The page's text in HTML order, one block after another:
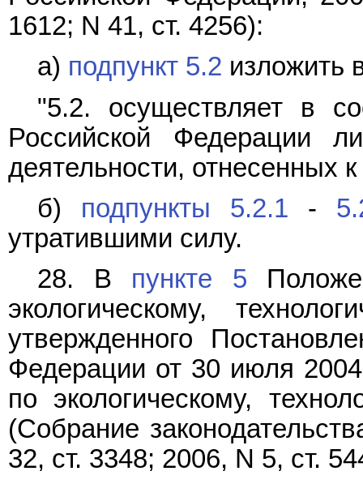
1612; N 41, ст. 4256):
а) подпункт 5.2 изложить
"5.2. осуществляет в
Российской Федерации
деятельности, отнесенных
б) подпункты 5.2.1 -
утратившими силу.
28. В пункте 5
экологическому,
утвержденного
Федерации от 30 июля
по экологическому,
(Собрание
32, ст. 3348; 2006, N 5, ст.